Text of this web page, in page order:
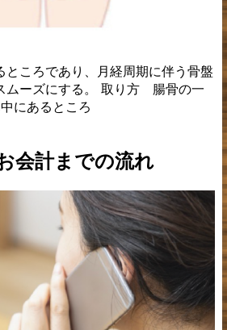
ところであり、月経周期に伴う骨盤
ムーズにする。 取り方 腸骨の一
にあるところ
会計までの流れ